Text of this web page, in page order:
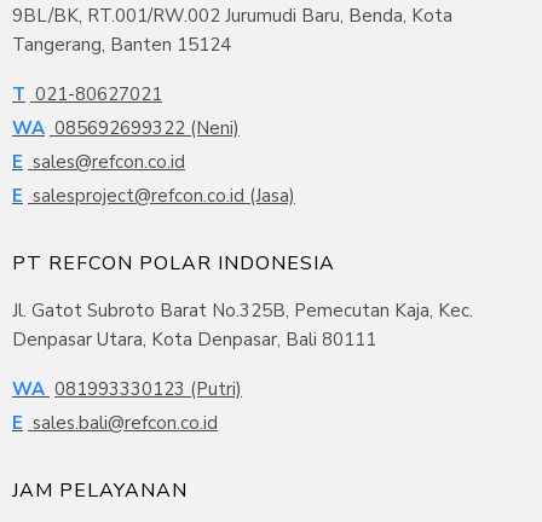
9BL/BK, RT.001/RW.002 Jurumudi Baru, Benda, Kota
Tangerang, Banten 15124
T 021-80627021
WA 085692699322 (Neni)
E sales@refcon.co.id
E salesproject@refcon.co.id (Jasa)
PT REFCON POLAR INDONESIA
Jl. Gatot Subroto Barat No.325B, Pemecutan Kaja, Kec.
Denpasar Utara, Kota Denpasar, Bali 80111
WA 081993330123 (Putri)
E sales.bali@refcon.co.id
JAM PELAYANAN